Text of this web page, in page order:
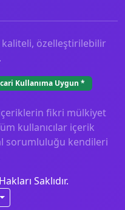
özelleştirilebilir
Kullanıma Uygun *
fikri mülkiyet
kullanıcılar içerik
sorumluluğu kendileri
Saklıdır.